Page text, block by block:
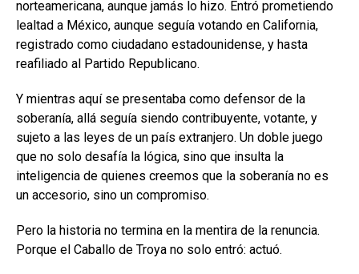
norteamericana, aunque jamás lo hizo. Entró prometiendo
lealtad a México, aunque seguía votando en California,
registrado como ciudadano estadounidense, y hasta
reafiliado al Partido Republicano.
Y mientras aquí se presentaba como defensor de la
soberanía, allá seguía siendo contribuyente, votante, y
sujeto a las leyes de un país extranjero. Un doble juego
que no solo desafía la lógica, sino que insulta la
inteligencia de quienes creemos que la soberanía no es
un accesorio, sino un compromiso.
Pero la historia no termina en la mentira de la renuncia.
Porque el Caballo de Troya no solo entró: actuó.